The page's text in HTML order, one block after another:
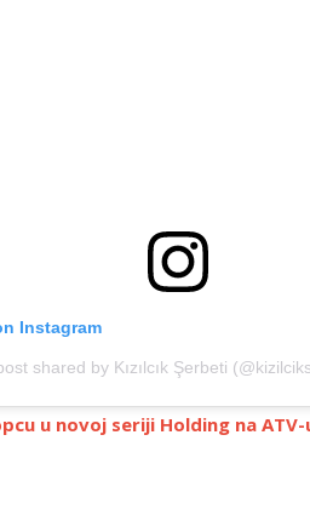
Instagram
shared by Kızılcık Şerbeti
u novoj seriji Holding na ATV-